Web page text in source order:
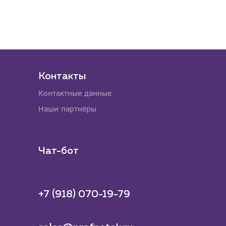
Контакты
Контактные данные
Наши партнёры
Чат-бот
+7 (918) 070-19-79